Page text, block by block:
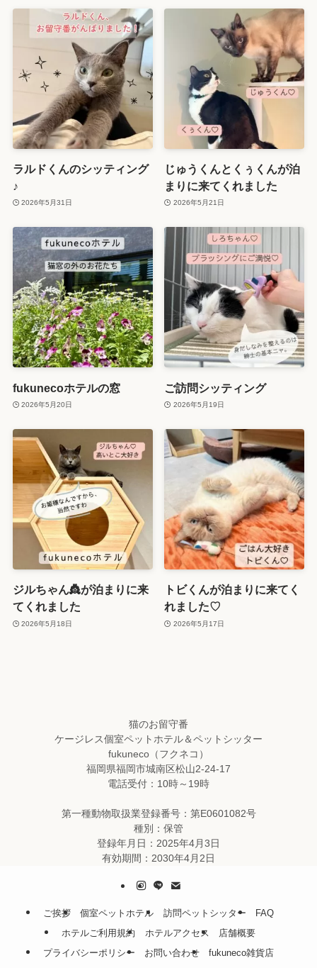
ラルドくんのシッティング
♪
2026年5月31日
じゅうくんとくぅくんが泊
まりに来てくれました
2026年5月21日
fukunecoホテルの窓
2026年5月20日
ご訪問シッティング
2026年5月19日
ジルちゃん👸が泊まりに来
てくれました
2026年5月18日
トビくんが泊まりに来てく
れました♡
2026年5月17日
猫のお留守番
ケージレス個室ペットホテル＆ペットシッター
fukuneco（フクネコ）
福岡県福岡市城南区松山2-24-17
電話受付：10時～19時
第一種動物取扱業登録番号：第E0601082号
種別：保管
登録年月日：2025年4月3日
有効期間：2030年4月2日
ご挨拶 個室ペットホテル 訪問ペットシッター
FAQ
ホテルご利用規約
ホテルアクセス
店舗概要
プライバシーポリシー
お問い合わせ fukuneco雑貨店